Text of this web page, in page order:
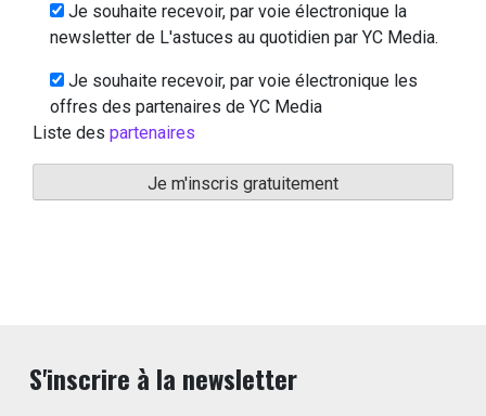
Je souhaite recevoir, par voie électronique la
newsletter de L'astuces au quotidien par YC Media.
Je souhaite recevoir, par voie électronique les
offres des partenaires de YC Media
Liste des partenaires
S'inscrire à la newsletter